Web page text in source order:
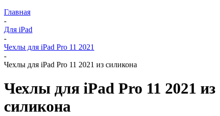
Главная
-
Для iPad
-
Чехлы для iPad Pro 11 2021
-
Чехлы для iPad Pro 11 2021 из силикона
Чехлы для iPad Pro 11 2021 из
силикона